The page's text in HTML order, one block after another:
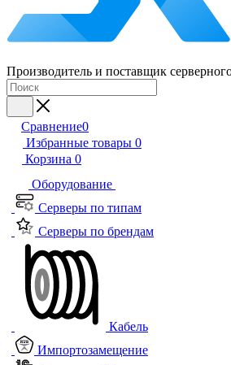
Производитель и поставщик
Сравнение0
Избранные товары 0
Корзина 0
Оборудование
Серверы по типам
Серверы по брендам
Кабель
Импортозамещение